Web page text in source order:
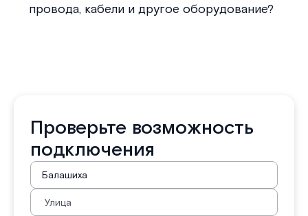
провода, кабели и другое оборудование?
Проверьте возможность
подключения